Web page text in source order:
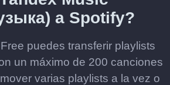
a Spotify?
puedes transferir playlists
un máximo de 200 canciones
varias playlists a la vez o